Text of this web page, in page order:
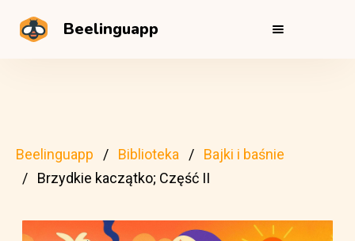
Beelinguapp
Beelinguapp Biblioteka
Bajki i baśnie
Brzydkie kaczątko; Część II